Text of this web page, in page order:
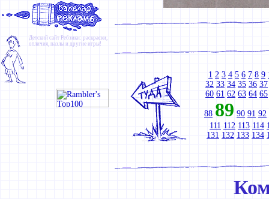
Детский сайт Ребзики: раскраски,
отличия, пазлы и другие игры!
1 2 3 4 5 6 7 8 9
32 33 34 35 36 37
60 61 62 63 64 65
88 89 90 91 92
111 112 113 114
131 132 133 134